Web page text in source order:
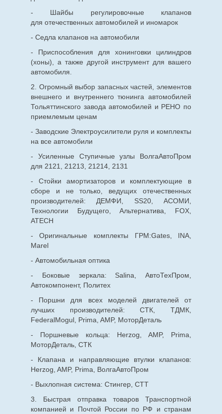
- Шайбы регулировочные клапанов
для отечественныхавтомобилей и иномарок
- Седла клапанов на автомобили
- Приспособления для хонинговки цилиндров
(хоны), а также другой инструмент для вашего
автомобиля.
2. Огромный выбор запасных частей, элементов
внешнего и внутреннего тюнинга автомобилей
Тольяттинского завода автомобилей и РЕНО по
приемлемым ценам
- Заводские Электроусилители руля и комплекты
на все автомобили
- Усиленные Ступичные узлы ВолгаАвтоПром
для 2121, 21213, 21214, 2131
- Стойки амортизаторов и комплектующие в
сборе и не только, ведущих отечественных
производителей: ДЕМФИ, SS20, АСОМИ,
Технологии Будущего, Альтернатива, FOX,
ATECH
- Оригинальные комплекты ГРМ:Gates, INA,
Marel
- Автомобильная оптика
- Боковые зеркала: Salina, АвтоТехПром,
Автокомпонент, Политех
- Поршни для всех моделей двигателей от
лучших производителей: СТК, ТДМК,
FederalMogul, Prima, AMP, МоторДеталь
- Поршневые кольца: Herzog, AMP, Prima,
МоторДеталь, СТК
- Клапана и направляющие втулки клапанов:
Herzog, AMP, Prima, ВолгаАвтоПром
- Выхлопная система: Стингер, СТТ
3. Быстрая отправка товаров Транспортной
компанией и Почтой России по РФ и странам